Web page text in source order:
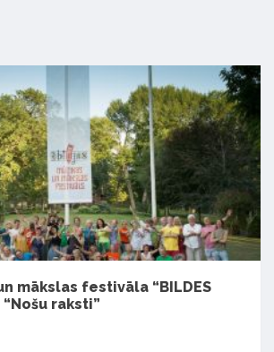
mākslas festivāla “BILDES
raksti”